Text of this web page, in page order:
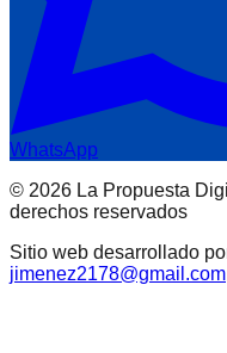
WhatsApp
© 2026 La Propuesta
derechos reservados
Sitio web desarrollado
jimenez2178@gmail.com